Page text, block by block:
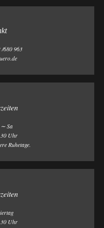
680 963
Sa
Uhr
Ruhetage.
Uhr